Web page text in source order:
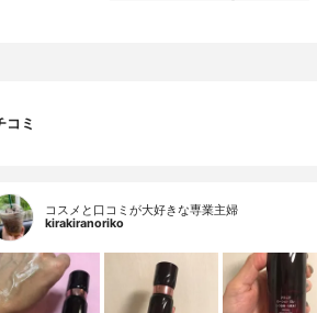
コミ
コスメと口コミが大好きな専業主婦
kirakiranoriko